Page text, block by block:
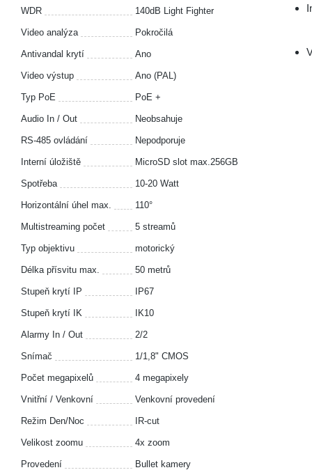
WDR 140dB Light Fighter
Video analýza Pokročilá
Antivandal krytí Ano
Video výstup Ano (PAL)
Typ PoE PoE +
Audio In / Out Neobsahuje
RS-485 ovládání Nepodporuje
Interní úložiště MicroSD slot max.256GB
Spotřeba 10-20 Watt
Horizontální úhel max. 110°
Multistreaming počet 5 streamů
Typ objektivu motorický
Délka přísvitu max. 50 metrů
Stupeň krytí IP IP67
Stupeň krytí IK IK10
Alarmy In / Out 2/2
Snímač 1/1,8" CMOS
Počet megapixelů 4 megapixely
Vnitřní / Venkovní Venkovní provedení
Režim Den/Noc IR-cut
Velikost zoomu 4x zoom
Provedení Bullet kamery